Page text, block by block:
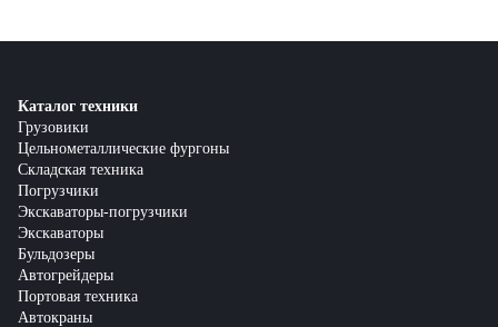
Каталог техники
Грузовики
Цельнометаллические фургоны
Складская техника
Погрузчики
Экскаваторы-погрузчики
Экскаваторы
Бульдозеры
Автогрейдеры
Портовая техника
Автокраны